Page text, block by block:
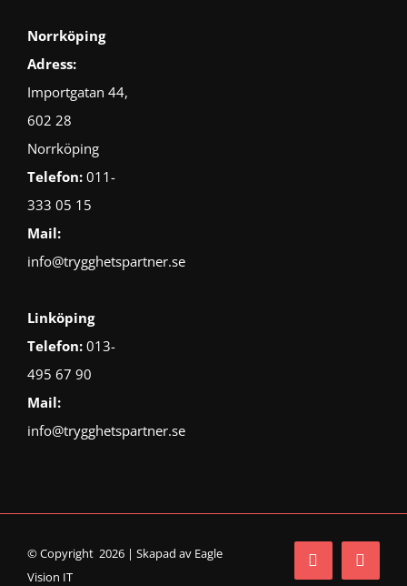
Norrköping
Adress:
Importgatan 44,
602 28
Norrköping
Telefon: 011-
333 05 15
Mail:
info@trygghetspartner.se
Linköping
Telefon: 013-
495 67 90
Mail:
info@trygghetspartner.se
© Copyright 2026 | Skapad av Eagle
Vision IT